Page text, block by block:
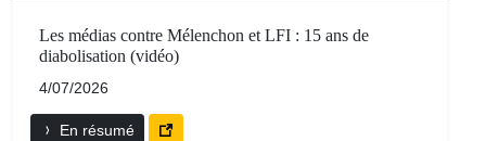
Les médias contre Mélenchon et LFI : 15 ans de
diabolisation (vidéo)
4/07/2026
En résumé